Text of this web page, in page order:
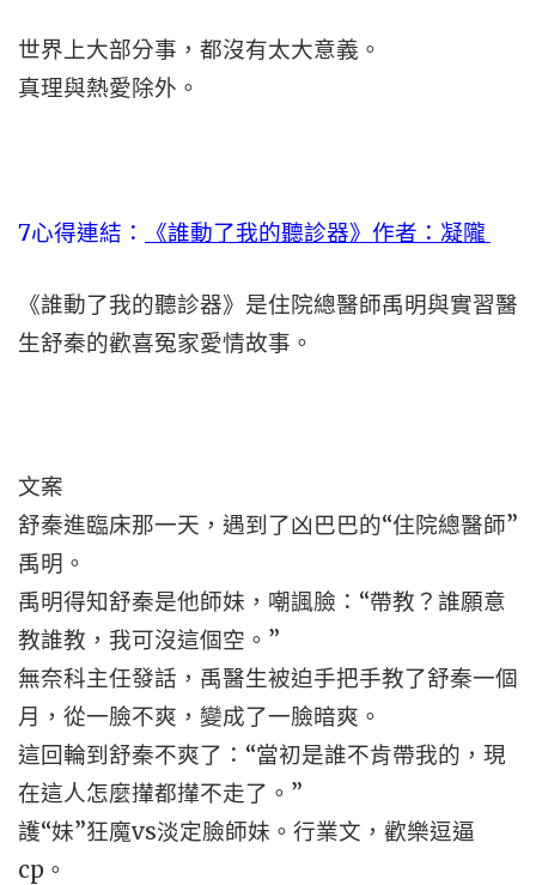
世界上大部分事，都沒有太大意義。
真理與熱愛除外。
7心得連結： 《誰動了我的聽診器》作者：凝隴
《誰動了我的聽診器》是住院總醫師禹明與實習醫
生舒秦的歡喜冤家愛情故事。
文案
舒秦進臨床那一天，遇到了凶巴巴的“住院總醫師”
禹明。
禹明得知舒秦是他師妹，嘲諷臉：“帶教？誰願意
教誰教，我可沒這個空。”
無奈科主任發話，禹醫生被迫手把手教了舒秦一個
月，從一臉不爽，變成了一臉暗爽。
這回輪到舒秦不爽了：“當初是誰不肯帶我的，現
在這人怎麼攆都攆不走了。”
護“妹”狂魔vs淡定臉師妹。行業文，歡樂逗逼
cp。